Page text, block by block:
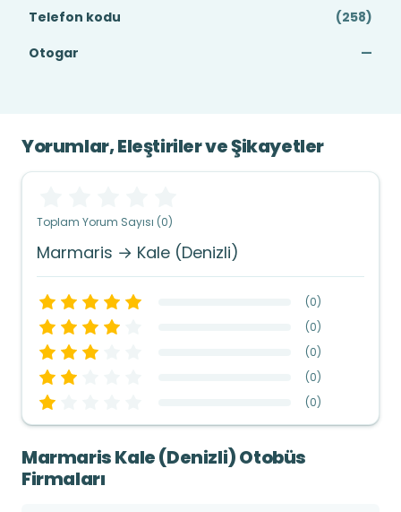
Telefon kodu
(258)
Otogar
—
Yorumlar, Eleştiriler ve Şikayetler
Toplam Yorum Sayısı (0)
Marmaris → Kale (Denizli)
(0)
(0)
(0)
(0)
(0)
Marmaris Kale (Denizli) Otobüs
Firmaları